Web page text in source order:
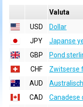
Valuta
USD
Dollar
JPY
Japanse
GBP
Pond
CHF
Zwitserse
AUD
CAD
Canadese